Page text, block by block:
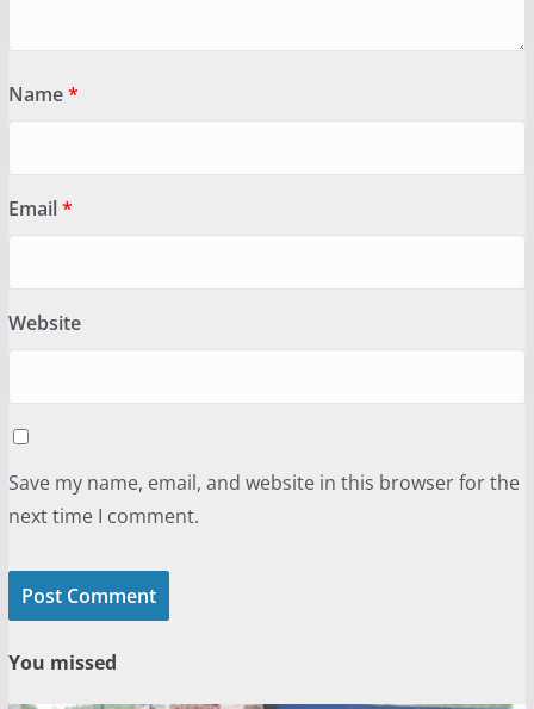
Name*
Email*
Website
Save my name, email, and website in this browser for the
next time I comment.
You missed